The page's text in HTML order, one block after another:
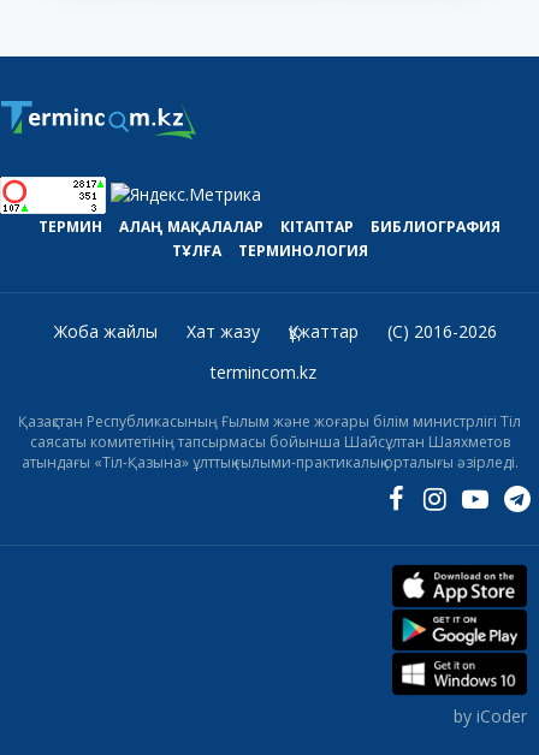
ТЕРМИН АЛАҢ МАҚАЛАЛАР КІТАПТАР
БИБЛИОГРАФИЯ
ТҰЛҒА
ТЕРМИНОЛОГИЯ
Жоба жайлы Хат жазу Құжаттар
(C) 2016-2026
termincom.kz
Қазақстан Республикасының Ғылым және жоғары білім министрлігі Тіл
саясаты комитетінің тапсырмасы бойынша Шайсұлтан Шаяхметов
атындағы «Тіл-Қазына» ұлттық ғылыми-практикалық орталығы әзірледі.
by iCoder